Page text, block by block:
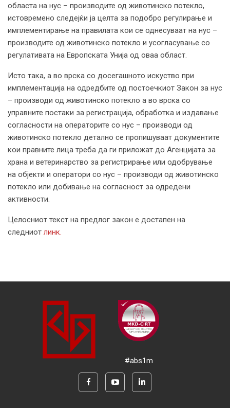
областа на нус – производите од животинско потекло,
истовремено следејќи ја целта за подобро регулирање и
имплементирање на правилата кои се однесуваат на нус –
производите од животинско потекло и усогласување со
регулативата на Европската Унија од оваа област.
Исто така, а во врска со досегашното искуство при
имплементација на одредбите од постоечкиот Закон за нус
– производи од животинско потекло а во врска со
управните постаки за регистрација, обработка и издавање
согласности на операторите со нус – производи од
животинско потекло детално се пропишуваат документите
кои правните лица треба да ги приложат до Агенцијата за
храна и ветеринарство за регистрирање или одобрување
на објекти и оператори со нус – производи од животинско
потекло или добивање на согласност за одредени
активности.
Целосниот текст на предлог закон е достапен на
следниот линк.
#abs1m